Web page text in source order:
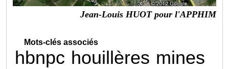
Jean-Louis HUOT pour l'APPHIM
Mots-clés associés
hbnpc houillères mines